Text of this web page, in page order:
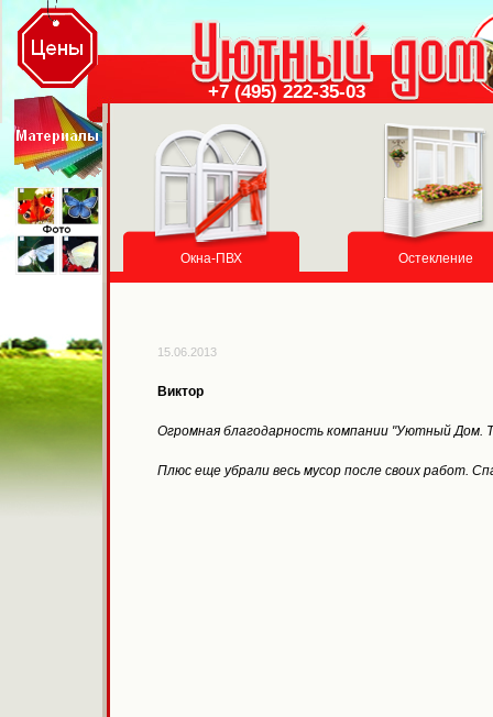
+7 (495) 222-35-03
Окна-ПВХ Остекление
15.06.2013
Виктор
Огромная благодарность компании "Уютный Дом.
Плюс еще убрали весь мусор после своих работ.